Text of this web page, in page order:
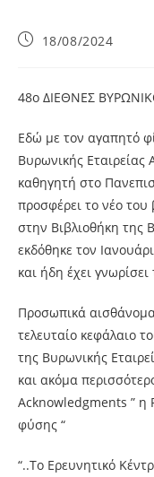
18/08/2024
48ο ΔΙΕΘΝΕΣ
Εδώ με τον αγαπητό
Βυρωνικής Εταιρείας
καθηγητή στο
προσφέρει το νέο του
στην Βιβλιοθήκη της
εκδόθηκε τον
και ήδη έχει
Προσωπικά
τελευταίο κεφάλαιο
της Βυρωνικής
και ακόμα
Acknowledgments ” η
φύσης “
“..Το Ερευνητικό